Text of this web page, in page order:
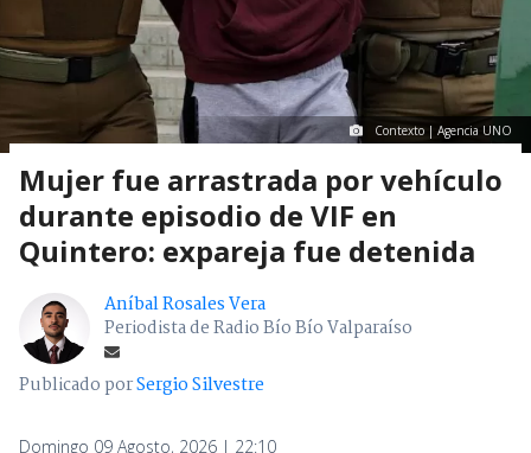
Contexto | Agencia UNO
Mujer fue arrastrada por vehículo
durante episodio de VIF en
Quintero: expareja fue detenida
Aníbal Rosales Vera
Periodista de Radio Bío Bío Valparaíso
Publicado porSergio Silvestre
Domingo 09 Agosto, 2026 | 22:10